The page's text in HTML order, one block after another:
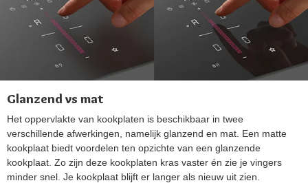
Glanzend vs mat
Het oppervlakte van kookplaten is beschikbaar in twee
verschillende afwerkingen, namelijk glanzend en mat. Een matte
kookplaat biedt voordelen ten opzichte van een glanzende
kookplaat. Zo zijn deze kookplaten kras vaster én zie je vingers
minder snel. Je kookplaat blijft er langer als nieuw uit zien.